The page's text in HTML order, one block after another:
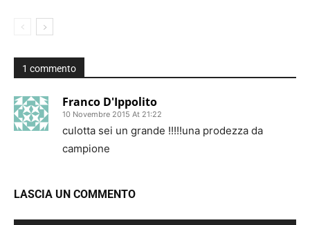
1 commento
Franco D'Ippolito
10 Novembre 2015 At 21:22
culotta sei un grande !!!!!una prodezza da
campione
LASCIA UN COMMENTO